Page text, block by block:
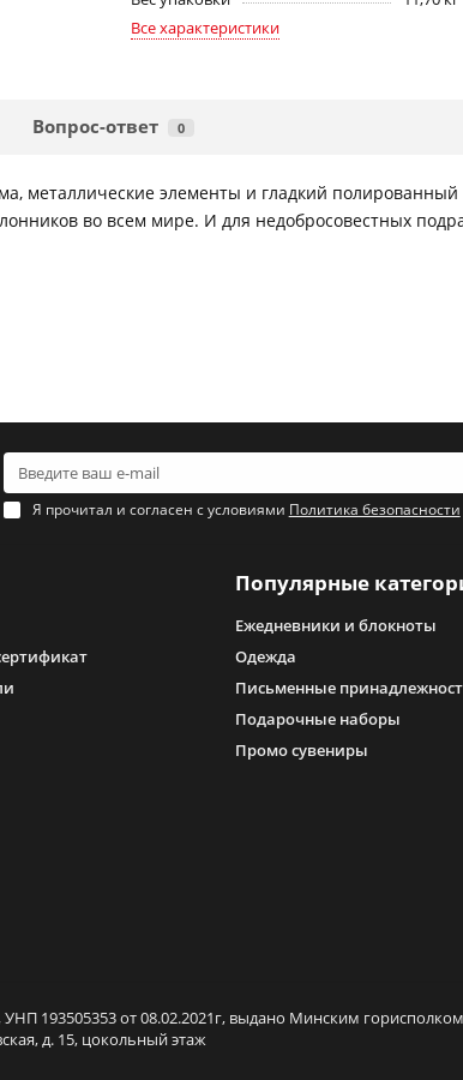
Все характеристики
Вопрос-ответ 0
металлические элементы и гладкий
во всем мире. И для недобросовестных
Я прочитал и согласен с условиями Политика безопасности
Популярные
Ежедневники и блокноты
Одежда
Письменные
Подарочные наборы
Промо сувениры
193505353 от 08.02.2021г, выдано Минским
д. 15, цокольный этаж